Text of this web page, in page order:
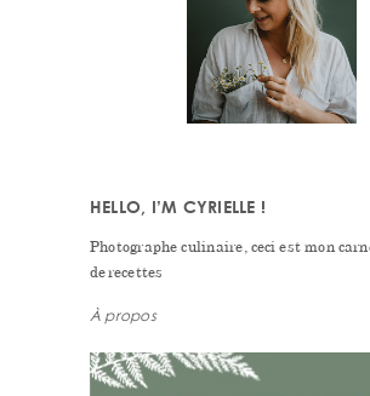
HELLO, I’M CYRIELLE !
Photographe culinaire, ceci est mon
de recettes
À propos